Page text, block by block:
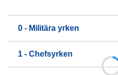
0 - Militära yrken
1 - Chefsyrken